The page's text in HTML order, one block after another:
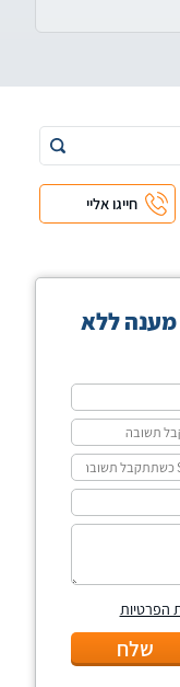
חייגו אליי
מענה ללא
הפרטיות
שלח